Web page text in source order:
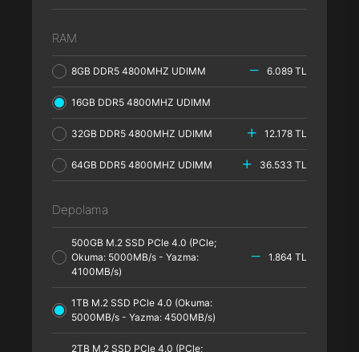
RAM
8GB DDR5 4800MHZ UDIMM 6.089 TL
16GB DDR5 4800MHZ UDIMM
32GB DDR5 4800MHZ UDIMM 12.178 TL
64GB DDR5 4800MHZ UDIMM 36.533 TL
Depolama
500GB M.2 SSD PCle 4.0 (PCle;
Okuma: 5000MB/s - Yazma:
4100MB/s)
1.864 TL
1TB M.2 SSD PCle 4.0 (Okuma:
5000MB/s - Yazma: 4500MB/s)
2TB M.2 SSD PCle 4.0 (PCle;